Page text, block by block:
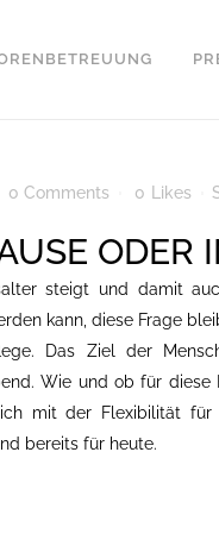
0 Comments 0 Likes
ODER
steigt und damit
kann, diese Frage
Das Ziel der
Wie und ob für
mit der Flexibilität für
bereits für heute.